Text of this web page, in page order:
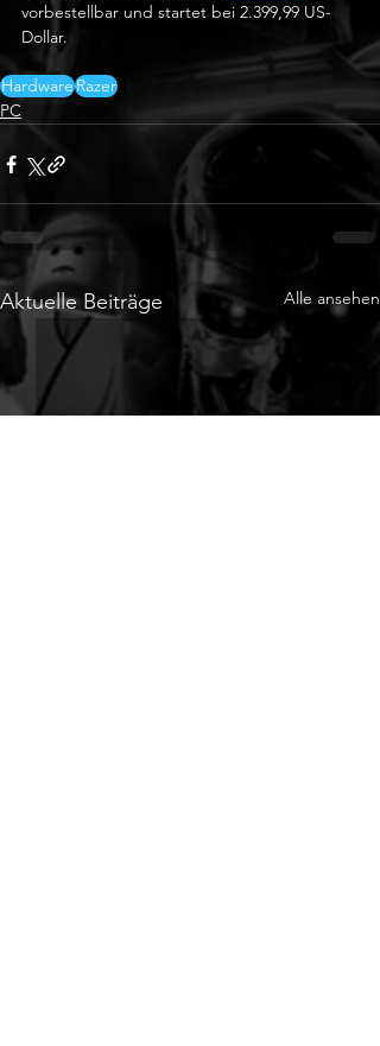
vorbestellbar und startet bei 2.399,99 US-
Dollar.
HardwareRazer
PC
Aktuelle Beiträge Alle ansehen